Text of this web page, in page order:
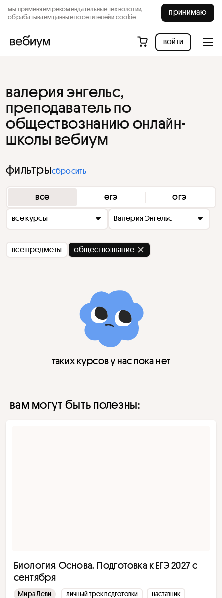
мы применяемрекомендательные технологии,
обрабатываем данные посетителейи cookie
принимаю
войти
валерия энгельс,
преподаватель по
обществознанию онлайн-
школы вебиум
фильтрысбросить
все егэ огэ
все курсы Валерия Энгельс
все предметы обществознание
таких курсов у нас пока нет
вам могут быть полезны:
Биология. Основа. Подготовка к ЕГЭ 2027 с
cентября
Мира Леви личный трек подготовки наставник